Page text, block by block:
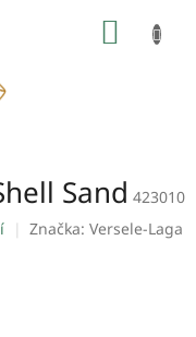
Sand 423010
Značka: Versele-Laga